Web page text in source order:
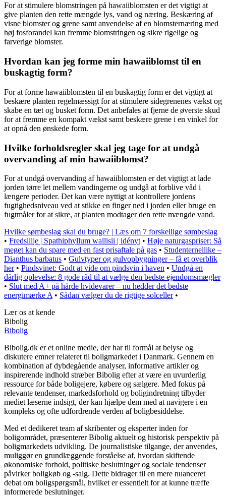
For at stimulere blomstringen på hawaiiblomsten er det vigtigt at
give planten den rette mængde lys, vand og næring. Beskæring af
visne blomster og grene samt anvendelse af en blomsternæring med
høj fosforandel kan fremme blomstringen og sikre rigelige og
farverige blomster.
Hvordan kan jeg forme min hawaiiblomst til en
buskagtig form?
For at forme hawaiiblomsten til en buskagtig form er det vigtigt at
beskære planten regelmæssigt for at stimulere sidegrenenes vækst og
skabe en tæt og busket form. Det anbefales at fjerne de øverste skud
for at fremme en kompakt vækst samt beskære grene i en vinkel for
at opnå den ønskede form.
Hvilke forholdsregler skal jeg tage for at undgå
overvanding af min hawaiiblomst?
For at undgå overvanding af hawaiiblomsten er det vigtigt at lade
jorden tørre let mellem vandingerne og undgå at forblive våd i
længere perioder. Det kan være nyttigt at kontrollere jordens
fugtighedsniveau ved at stikke en finger ned i jorden eller bruge en
fugtmåler for at sikre, at planten modtager den rette mængde vand.
Hvilke sømbeslag skal du bruge? | Læs om 7 forskellige sømbeslag
• Fredslilje | Spathiphyllum wallisii | idényt • Høje naturgaspriser: Så
meget kan du spare med en fast prisaftale på gas • Studenternellike –
Dianthus barbatus • Gulvtyper og gulvopbygninger – få et overblik
her• Pindsvinet: Godt at vide om pindsvin i haven • Undgå en
dårlig oplevelse: 8 gode råd til at vælge den bedste ejendomsmægler
• Slut med A+ på hårde hvidevarer – nu hedder det bedste
energimærke A • Sådan vælger du de rigtige solceller•
Lær os at kende
Bibolig
Bibolig
Bibolig.dk er et online medie, der har til formål at belyse og
diskutere emner relateret til boligmarkedet i Danmark. Gennem en
kombination af dybdegående analyser, informative artikler og
inspirerende indhold stræber Bibolig efter at være en uvurderlig
ressource for både boligejere, købere og sælgere. Med fokus på
relevante tendenser, markedsforhold og boligindretning tilbyder
mediet læserne indsigt, der kan hjælpe dem med at navigere i en
kompleks og ofte udfordrende verden af boligbesiddelse.
Med et dedikeret team af skribenter og eksperter inden for
boligområdet, præsenterer Bibolig aktuelt og historisk perspektiv på
boligmarkedets udvikling. De journalistiske tilgange, der anvendes,
muliggør en grundlæggende forståelse af, hvordan skiftende
økonomiske forhold, politiske beslutninger og sociale tendenser
påvirker boligkøb og -salg. Dette bidrager til en mere nuanceret
debat om boligspørgsmål, hvilket er essentielt for at kunne træffe
informerede beslutninger.